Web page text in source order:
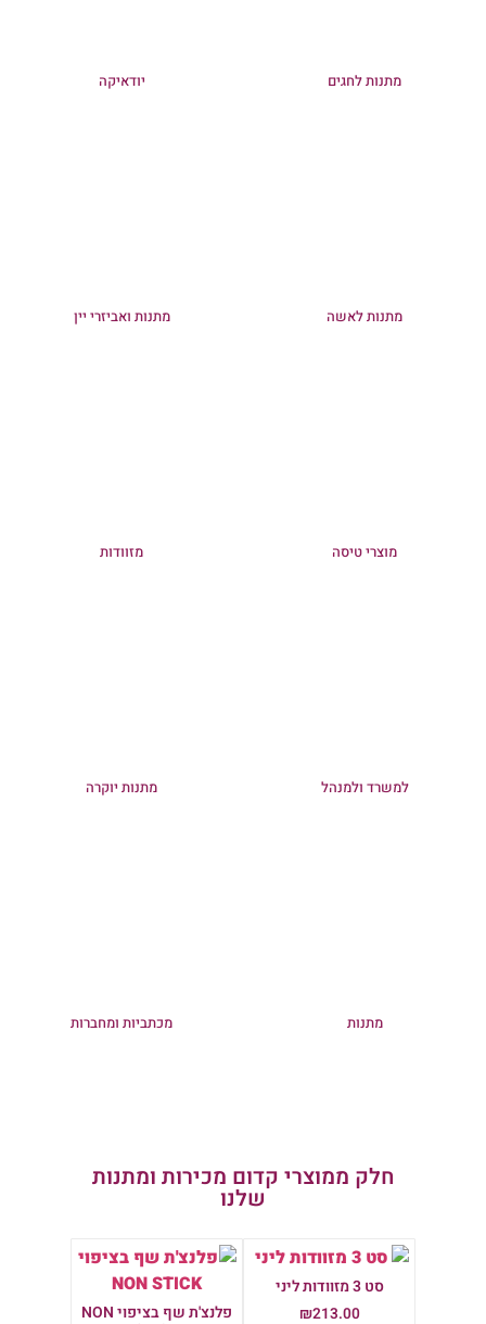
מתנות לחגים יודאיקה
מתנות לאשה מתנות ואביזרי יין
מוצרי טיסה מזוודות
למשרד ולמנהל מתנות יוקרה
מתנות מכתביות ומחברות
חלק ממוצרי קדום מכירות ומתנות
שלנו
סט 3 מזוודות ליני
₪213.00 פלנצ'ת שף בציפוי NON